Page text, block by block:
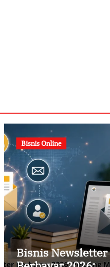
Bisnis Online
Bisnis Newsletter